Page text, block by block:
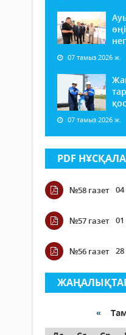
07 тамыз 2026 ж.
07 тамыз 2026 ж.
PDF
№58 газет
№57 газет
№56 газет
«